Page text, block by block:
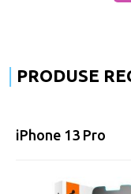
PRODUSE
iPhone 13 Pro